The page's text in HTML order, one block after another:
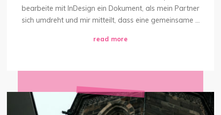
bearbeite mit InDesign ein Dokument, als mein Partner
sich umdreht und mir mitteilt, dass eine gemeinsame …
read more
Timor
In
Memoriam